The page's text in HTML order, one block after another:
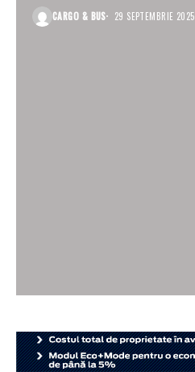
CARGO & BUS 29 SEPTEMBRIE 2025